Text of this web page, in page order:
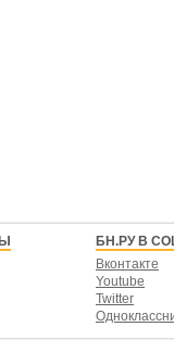
БН.РУ В
Вконтакте
Youtube
Twitter